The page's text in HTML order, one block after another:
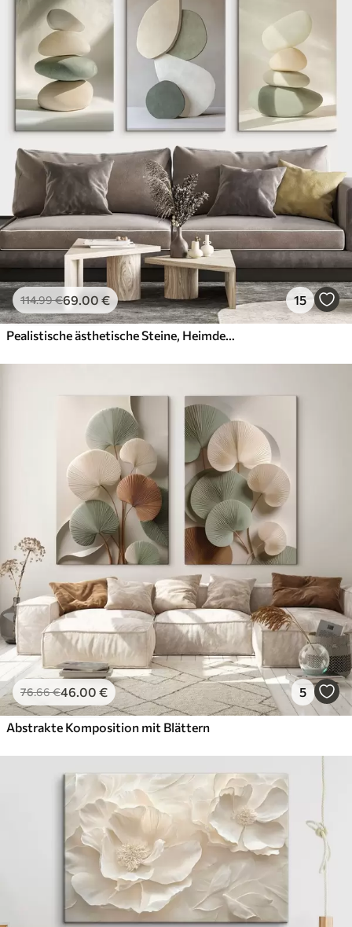
114.99€69.00 € 15
Pealistische ästhetische Steine, Heimdekoration, natürliche Beleuchtung
76.66€46.00 € 5
Abstrakte Komposition mit Blättern